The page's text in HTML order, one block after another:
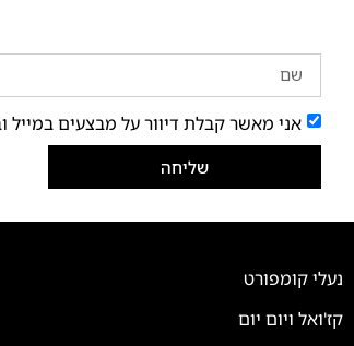
אני מאשר קבלת דיוור על מבצעים במייל
שליחה
נעלי קומפורט
קז'ואל ויום יום